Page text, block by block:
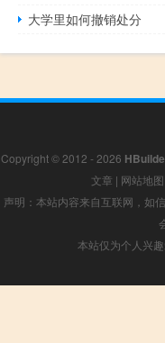
大学里如何撤销处分
Copyright © 2012 - 2026
文章 | 网站地图
声明：本站内容来自互联网，如
本站仅为个人兴